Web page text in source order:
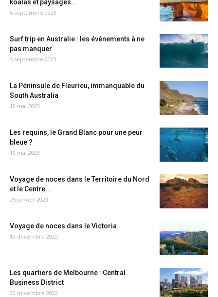
koalas et paysages...
5 septembre 2023
Surf trip en Australie : les événements à ne
pas manquer
5 septembre 2023
La Péninsule de Fleurieu, immanquable du
South Australia
12 mai 2023
Les requins, le Grand Blanc pour une peur
bleue ?
10 mai 2023
Voyage de noces dans le Territoire du Nord
et le Centre...
25 janvier 2023
Voyage de noces dans le Victoria
19 décembre 2022
Les quartiers de Melbourne : Central
Business District
30 novembre 2022